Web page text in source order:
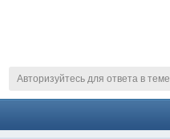
Авторизуйтесь для ответа в теме